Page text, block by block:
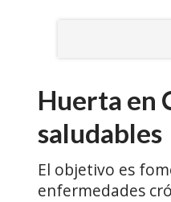
Huerta en
saludables
El objetivo es
enfermedades